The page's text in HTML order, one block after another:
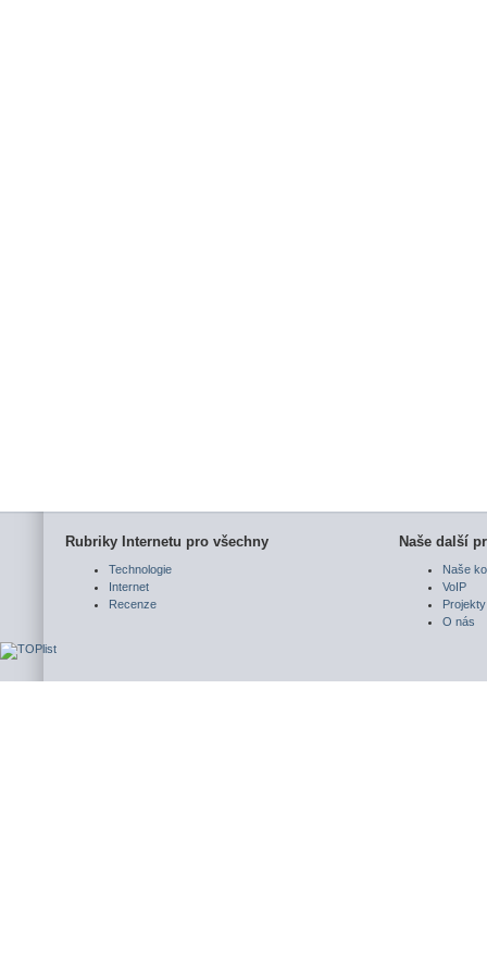
Rubriky Internetu pro všechny
Technologie
Internet
Recenze
Naše další
Naše
VoIP
Projekty
O nás